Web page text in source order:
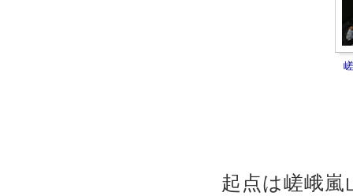
起点は嵯峨嵐